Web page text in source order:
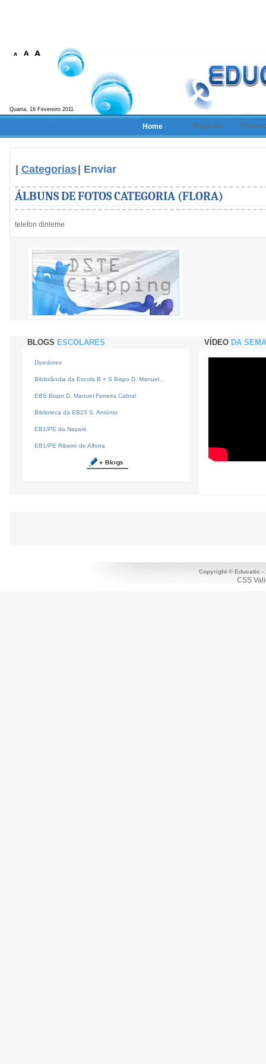
Quarta, 16 Fevereiro 2011
Home Projectos
Categorias Enviar
ÁLBUNS DE FOTOS CATEGORIA (FLORA)
telefon dinleme
BLOGS ESCOLARES
Dizedores
Bibliolândia da Escola B + S Bispo D. Manuel...
EBS Bispo D. Manuel Ferreira Cabral
Biblioteca da EB23 S. António
EB1/PE da Nazaré
EB1/PE Ribeiro de Alforra
VÍDEO DA
Copyright © Educatic -
CSS